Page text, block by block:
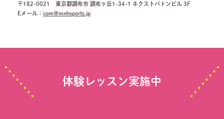
〒182-0021 東京都調布市 調布ヶ丘1-34-1 ネクストバトンビル 3F
Eメール： com@mnhsports.jp
体験レッスン実施中